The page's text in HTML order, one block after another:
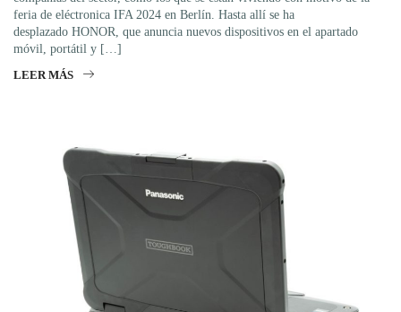
feria de eléctronica IFA 2024 en Berlín. Hasta allí se ha
desplazado HONOR, que anuncia nuevos dispositivos en el apartado
móvil, portátil y […]
LEER MÁS